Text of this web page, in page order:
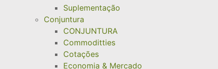
Suplementação
Conjuntura
CONJUNTURA
Commoditties
Cotações
Economia & Mercado